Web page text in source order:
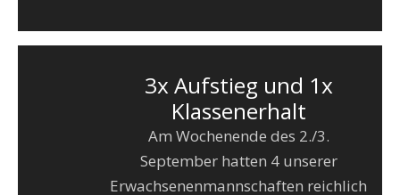
3x Aufstieg und 1x
Klassenerhalt
Am Wochenende des 2./3.
September hatten 4 unserer
Erwachsenenmannschaften reichlich